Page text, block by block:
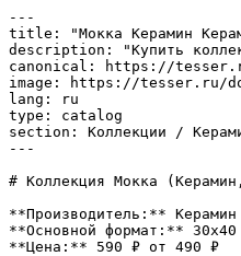
---
title: "Мокка Керамин
description: "Купить
canonical: https://
image: https://tesser.ru/
lang: ru
type: catalog
section: Коллекции /
---
# Коллекция Мокка
**Производитель:** Керамин
**Основной формат:** 30x40
**Цена:** 590 ₽ от 490 ₽